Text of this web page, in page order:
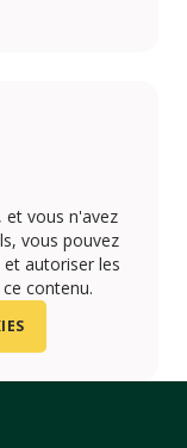
et vous n'avez
vous pouvez
autoriser les
contenu.